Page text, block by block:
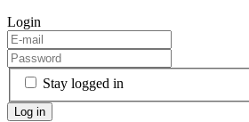
Login
Stay logged in